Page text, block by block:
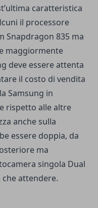
caratteristica
il processore
Snapdragon 835 ma
maggiormente
deve essere attenta
il costo di vendita
Samsung in
rispetto alle altre
anche sulla
essere doppia, da
ma
singola Dual
attendere.